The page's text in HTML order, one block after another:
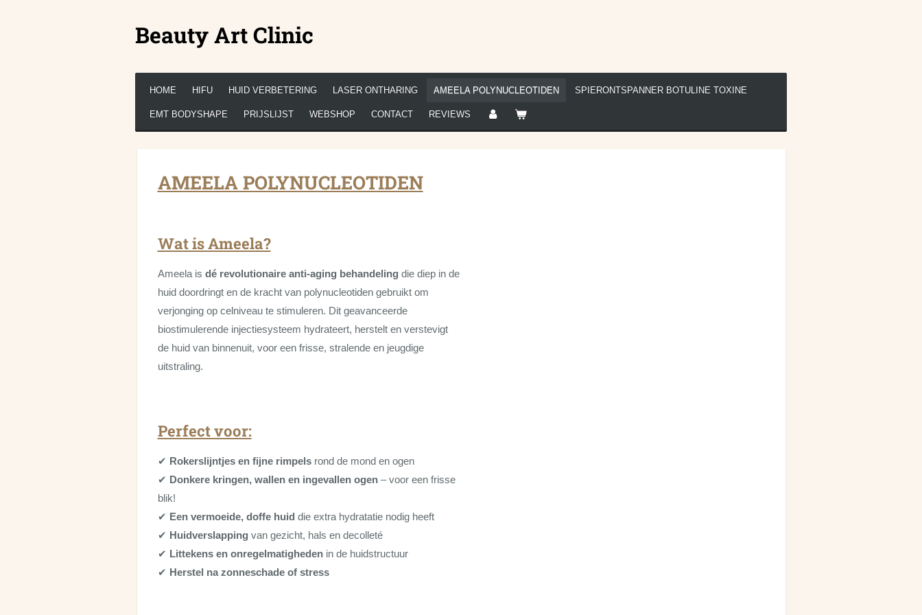
Beauty Art Clinic
HOME HIFU HUID VERBETERING LASER ONTHARING AMEELA POLYNUCLEOTIDEN SPIERONTSPANNER BOTULINE TOXINE
EMT BODYSHAPE PRIJSLIJST WEBSHOP CONTACT REVIEWS
AMEELA POLYNUCLEOTIDEN
Wat is Ameela?
Ameela is dé revolutionaire anti-aging behandeling die diep in de
huid doordringt en de kracht van polynucleotiden gebruikt om
verjonging op celniveau te stimuleren. Dit geavanceerde
biostimulerende injectiesysteem hydrateert, herstelt en verstevigt
de huid van binnenuit, voor een frisse, stralende en jeugdige
uitstraling.
Perfect voor:
✔ Rokerslijntjes en fijne rimpelsrond de mond en ogen
✔ Donkere kringen, wallen en ingevallen ogen– voor een frisse
blik!
✔ Een vermoeide, doffe huid die extra hydratatie nodig heeft
✔ Huidverslapping van gezicht, hals en decolleté
✔ Littekens en onregelmatighedenin de huidstructuur
✔ Herstel na zonneschade of stress